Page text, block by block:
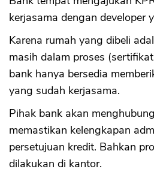
kerjasama dengan developer
Karena rumah yang dibeli
masih dalam proses
bank hanya bersedia
yang sudah kerjasama.
Pihak bank akan
memastikan kelengkapan
persetujuan kredit. Bahkan
dilakukan di kantor.